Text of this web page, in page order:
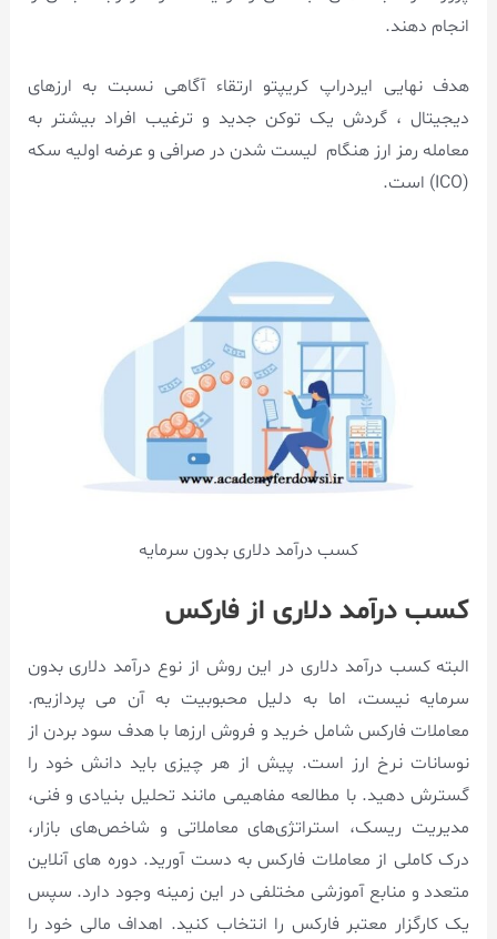
انجام دهند.
هدف نهایی ایردراپ کریپتو ارتقاء آگاهی نسبت به ارزهای
دیجیتال ، گردش یک توکن جدید و ترغیب افراد بیشتر به
معامله رمز ارز هنگام لیست شدن در صرافی و عرضه اولیه سکه
(ICO) است.
کسب درآمد دلاری بدون سرمایه
کسب درآمد دلاری از فارکس
البته کسب درآمد دلاری در این روش از نوع درآمد دلاری بدون
سرمایه نیست، اما به دلیل محبوبیت به آن می پردازیم.
معاملات فارکس شامل خرید و فروش ارزها با هدف سود بردن از
نوسانات نرخ ارز است. پیش از هر چیزی باید دانش خود را
گسترش دهید. با مطالعه مفاهیمی مانند تحلیل بنیادی و فنی،
مدیریت ریسک، استراتژی‌های معاملاتی و شاخص‌های بازار،
درک کاملی از معاملات فارکس به دست آورید. دوره های آنلاین
متعدد و منابع آموزشی مختلفی در این زمینه وجود دارد. سپس
یک کارگزار معتبر فارکس را انتخاب کنید. اهداف مالی خود را